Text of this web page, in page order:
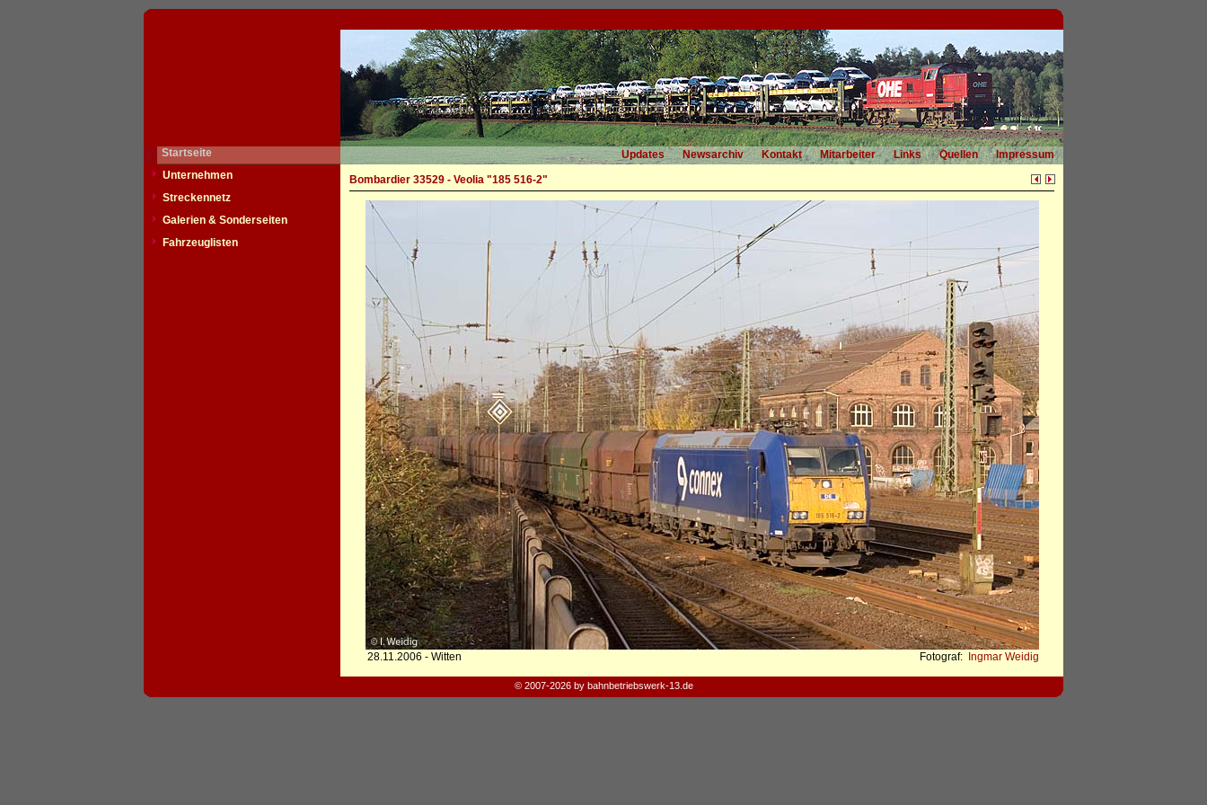
Startseite Updates Newsarchiv Kontakt Mitarbeiter Links Quellen
Impressum
Unternehmen
Streckennetz
Galerien & Sonderseiten
Fahrzeuglisten
Bombardier 33529 - Veolia "185 516-2"
28.11.2006 - Witten Fotograf: Ingmar Weidig
© 2007-2026 by bahnbetriebswerk-13.de